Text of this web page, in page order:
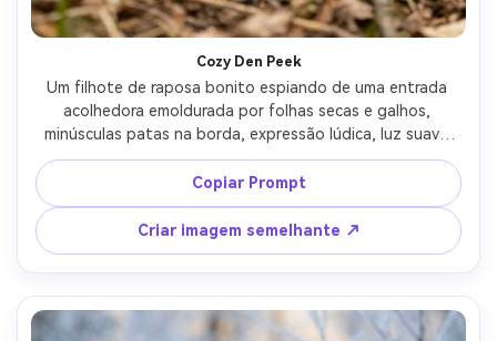
Cozy Den Peek
Um filhote de raposa bonito espiando de uma entrada
acolhedora emoldurada por folhas secas e galhos,
minúsculas patas na borda, expressão lúdica, luz suave
nublada para textura uniforme de pele, profundidade de
campo rasa, Nikon D850 105mm, moldura apertada, tons
terrosos naturais, bigodes fotorealistas e textura do
nariz, retrato editorial da vida selvagem- -ar 4:5
Copiar Prompt
Criar imagem semelhante ↗